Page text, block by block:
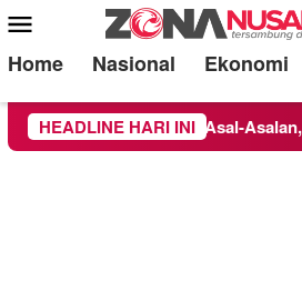
Mobile
Menu
Home Nasional Ekonomi
HEADLINE HARI INI
Dikerjakan Asal-Asalan, Minim